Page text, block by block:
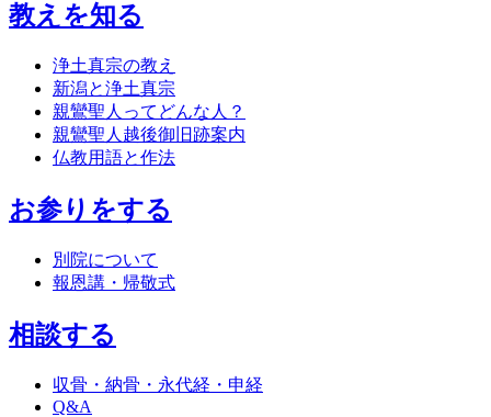
教えを知る
浄土真宗の教え
新潟と浄土真宗
親鸞聖人ってどんな人？
親鸞聖人越後御旧跡案内
仏教用語と作法
お参りをする
別院について
報恩講・帰敬式
相談する
収骨・納骨・永代経・申経
Q&A